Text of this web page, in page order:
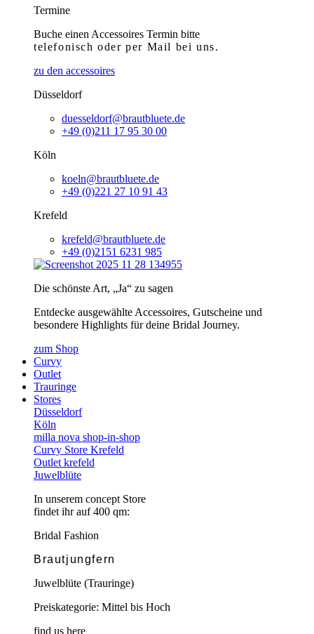
Termine
Buche einen Accessoires Termin bitte
telefonischoder per Mail bei uns.
zu den accessoires
Düsseldorf
duesseldorf@brautbluete.de
+49 (0)211 17 95 30 00
Köln
koeln@brautbluete.de
+49 (0)221 27 10 91 43
Krefeld
krefeld@brautbluete.de
+49 (0)2151 6231 985
Die schönste Art, „Ja“ zu sagen
Entdecke ausgewählte Accessoires, Gutscheine und
besondere Highlights für deine Bridal Journey.
zum Shop
Curvy
Outlet
Trauringe
Stores
Düsseldorf
Köln
milla nova shop-in-shop
Curvy Store Krefeld
Outlet krefeld
Juwelblüte
In unserem concept Store
findet ihr auf 400 qm:
Bridal Fashion
Brautjungfern
Juwelblüte (Trauringe)
Preiskategorie: Mittel bis Hoch
find us here